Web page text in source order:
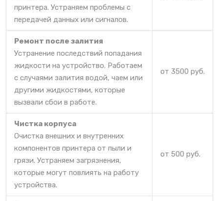
принтера. Устраняем проблемы с
передачей данных или сигналов.
Ремонт после залития
Устранение последствий попадания
жидкости на устройство. Работаем
с случаями залития водой, чаем или
другими жидкостями, которые
вызвали сбои в работе.
от 3500 руб.
Чистка корпуса
Очистка внешних и внутренних
компонентов принтера от пыли и
грязи. Устраняем загрязнения,
которые могут повлиять на работу
устройства.
от 500 руб.